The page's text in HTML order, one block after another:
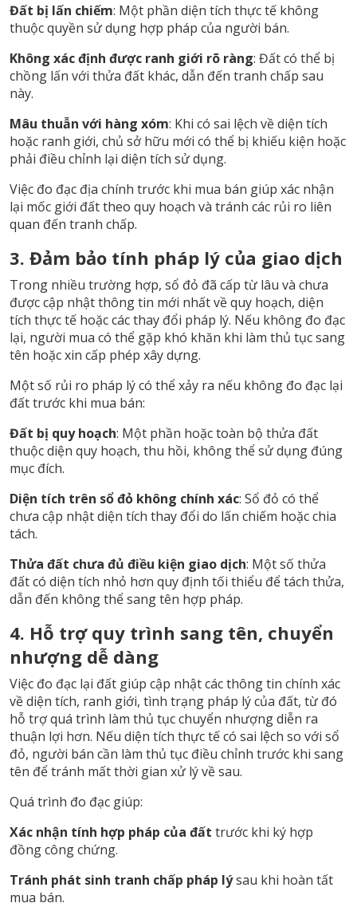
Đất bị lấn chiếm: Một phần diện tích thực tế không
thuộc quyền sử dụng hợp pháp của người bán.
Không xác định được ranh giới rõ ràng: Đất có thể bị
chồng lấn với thửa đất khác, dẫn đến tranh chấp sau
này.
Mâu thuẫn với hàng xóm: Khi có sai lệch về diện tích
hoặc ranh giới, chủ sở hữu mới có thể bị khiếu kiện hoặc
phải điều chỉnh lại diện tích sử dụng.
Việc đo đạc địa chính trước khi mua bán giúp xác nhận
lại mốc giới đất theo quy hoạch và tránh các rủi ro liên
quan đến tranh chấp.
3. Đảm bảo tính pháp lý của giao dịch
Trong nhiều trường hợp, sổ đỏ đã cấp từ lâu và chưa
được cập nhật thông tin mới nhất về quy hoạch, diện
tích thực tế hoặc các thay đổi pháp lý. Nếu không đo đạc
lại, người mua có thể gặp khó khăn khi làm thủ tục sang
tên hoặc xin cấp phép xây dựng.
Một số rủi ro pháp lý có thể xảy ra nếu không đo đạc lại
đất trước khi mua bán:
Đất bị quy hoạch: Một phần hoặc toàn bộ thửa đất
thuộc diện quy hoạch, thu hồi, không thể sử dụng đúng
mục đích.
Diện tích trên sổ đỏ không chính xác: Sổ đỏ có thể
chưa cập nhật diện tích thay đổi do lấn chiếm hoặc chia
tách.
Thửa đất chưa đủ điều kiện giao dịch: Một số thửa
đất có diện tích nhỏ hơn quy định tối thiểu để tách thửa,
dẫn đến không thể sang tên hợp pháp.
4. Hỗ trợ quy trình sang tên, chuyển
nhượng dễ dàng
Việc đo đạc lại đất giúp cập nhật các thông tin chính xác
về diện tích, ranh giới, tình trạng pháp lý của đất, từ đó
hỗ trợ quá trình làm thủ tục chuyển nhượng diễn ra
thuận lợi hơn. Nếu diện tích thực tế có sai lệch so với sổ
đỏ, người bán cần làm thủ tục điều chỉnh trước khi sang
tên để tránh mất thời gian xử lý về sau.
Quá trình đo đạc giúp:
Xác nhận tính hợp pháp của đất trước khi ký hợp
đồng công chứng.
Tránh phát sinh tranh chấp pháp lýsau khi hoàn tất
mua bán.